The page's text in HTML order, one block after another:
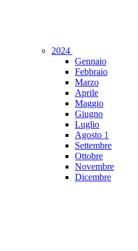
2024
Gennaio
Febbraio
Marzo
Aprile
Maggio
Giugno
Luglio
Agosto 1
Settembre
Ottobre
Novembre
Dicembre